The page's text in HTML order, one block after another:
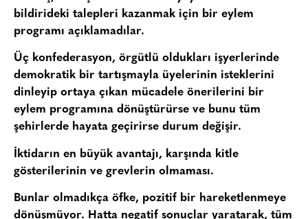
bildirideki talepleri kazanmak için bir eylem
programı açıklamadılar.
Üç konfederasyon, örgütlü oldukları işyerlerinde
demokratik bir tartışmayla üyelerinin isteklerini
dinleyip ortaya çıkan mücadele önerilerini bir
eylem programına dönüştürürse ve bunu tüm
şehirlerde hayata geçirirse durum değişir.
İktidarın en büyük avantajı, karşında kitle
gösterilerinin ve grevlerin olmaması.
Bunlar olmadıkça öfke, pozitif bir hareketlenmeye
dönüşmüyor. Hatta negatif sonuçlar yaratarak, tüm